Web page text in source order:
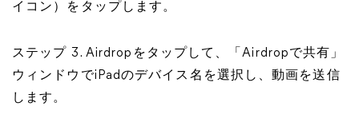
イコン）をタップします。
ステップ 3. Airdropをタップして、「Airdropで共有」
ウィンドウでiPadのデバイス名を選択し、動画を送信
します。